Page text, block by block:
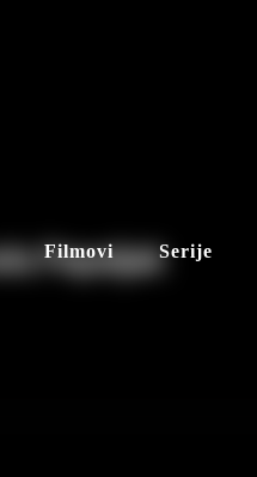
Filmovi Serije
Pepeljak